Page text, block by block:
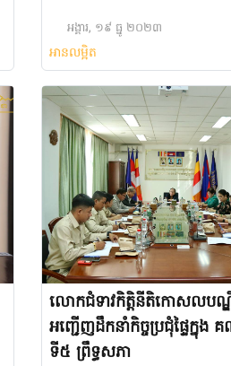
អង្គារ, ១៩ ធ្នូ ២០២៣
អានលម្អិត
លោកជំទាវកិតិ្តនីតិកោសលបណ្
អញ្ជើញដឹកនាំកិច្ចប្រជុំផ្ទៃក្នុង
ទី៥ ព្រឹទ្ធសភា